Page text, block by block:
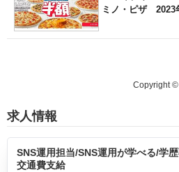
ミノ・ピザ 2023
Copyright ©
求人情報
SNS運用担当/SNS運用が学べる/学
交通費支給